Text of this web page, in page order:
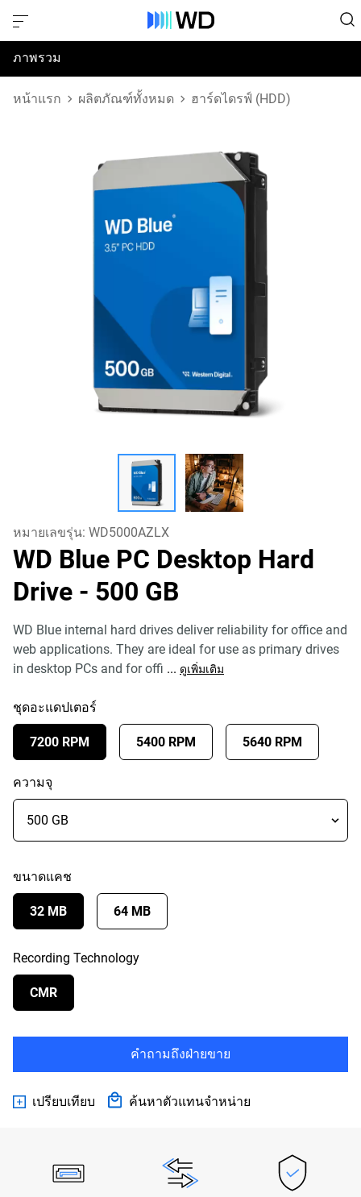
ภาพรวม
ข้อมูลจำเพาะ
หน้าแรก ผลิตภัณฑ์ทั้งหมด ฮาร์ดไดรฟ์ (HDD)
หมายเลขรุ่น: WD5000AZLX
WD Blue PC Desktop Hard
Drive - 500 GB
WD Blue internal hard drives deliver reliability for office and
web applications. They are ideal for use as primary drives
in desktop PCs and for offi ... ดูเพิ่มเติม
ชุดอะแดปเตอร์
7200 RPM 5400 RPM 5640 RPM
ความจุ
ขนาดแคช
32 MB 64 MB
Recording Technology
CMR
คำถามถึงฝ่ายขาย
เปรียบเทียบ ค้นหาตัวแทนจำหน่าย